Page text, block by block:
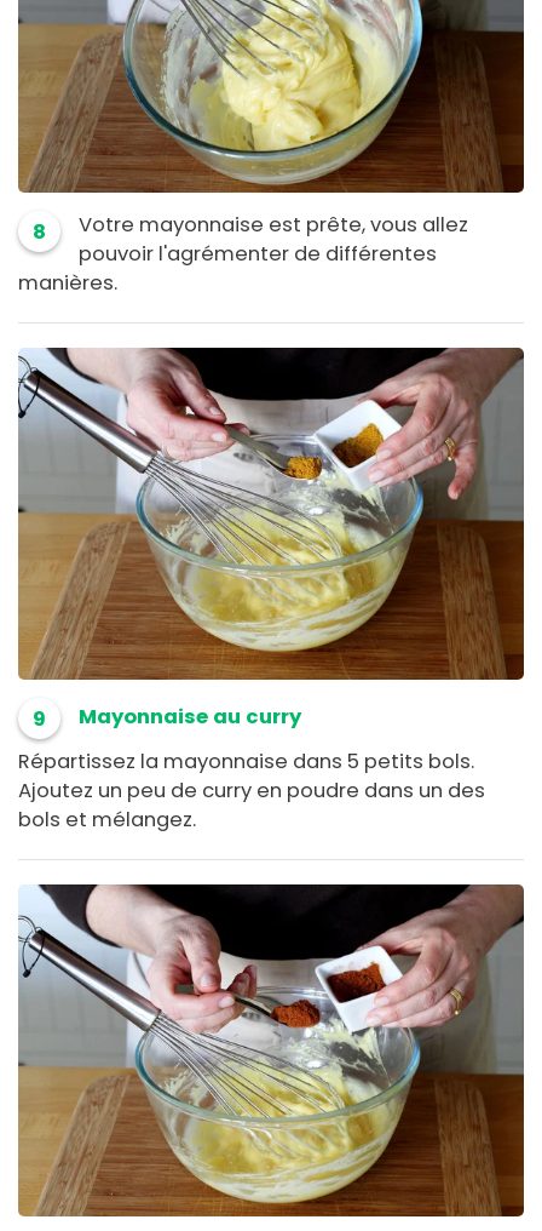
8
Votre mayonnaise est prête, vous allez
pouvoir l'agrémenter de différentes
manières.
9
Mayonnaise au curry
Répartissez la mayonnaise dans 5 petits bols.
Ajoutez un peu de curry en poudre dans un des
bols et mélangez.